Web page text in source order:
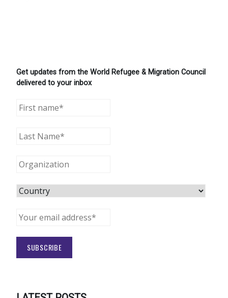
Get updates from the World Refugee & Migration Council
delivered to your inbox